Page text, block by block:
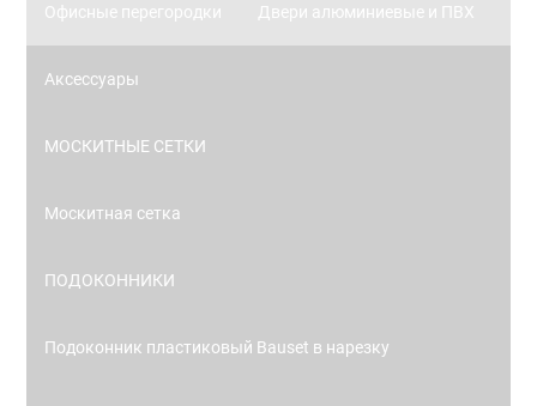
Офисные перегородки Двери алюминиевые и ПВХ
Аксессуары
МОСКИТНЫЕ СЕТКИ
Москитная сетка
ПОДОКОННИКИ
Подоконник пластиковый Bauset в нарезку